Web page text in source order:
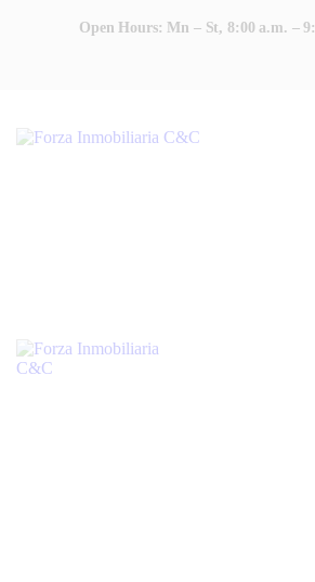
Open Hours: Mn – St, 8:00 a.m. –
INICIO
PROPIEDADES